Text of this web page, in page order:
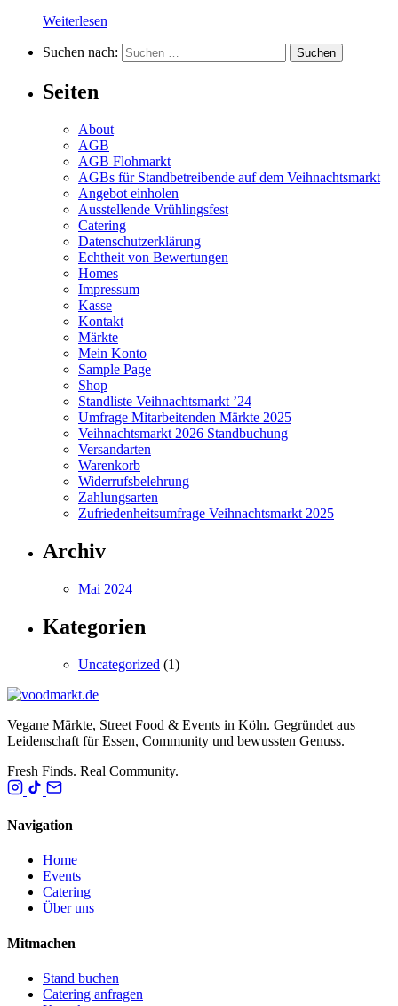
Weiterlesen
Suchen nach:
Seiten
About
AGB
AGB Flohmarkt
AGBs für Standbetreibende auf dem Veihnachtsmarkt
Angebot einholen
Ausstellende Vrühlingsfest
Catering
Datenschutzerklärung
Echtheit von Bewertungen
Homes
Impressum
Kasse
Kontakt
Märkte
Mein Konto
Sample Page
Shop
Standliste Veihnachtsmarkt ’24
Umfrage Mitarbeitenden Märkte 2025
Veihnachtsmarkt 2026 Standbuchung
Versandarten
Warenkorb
Widerrufsbelehrung
Zahlungsarten
Zufriedenheitsumfrage Veihnachtsmarkt 2025
Archiv
Mai 2024
Kategorien
Uncategorized (1)
Vegane Märkte, Street Food & Events in Köln. Gegründet aus
Leidenschaft für Essen, Community und bewussten Genuss.
Fresh Finds. Real Community.
Navigation
Home
Events
Catering
Über uns
Mitmachen
Stand buchen
Catering anfragen